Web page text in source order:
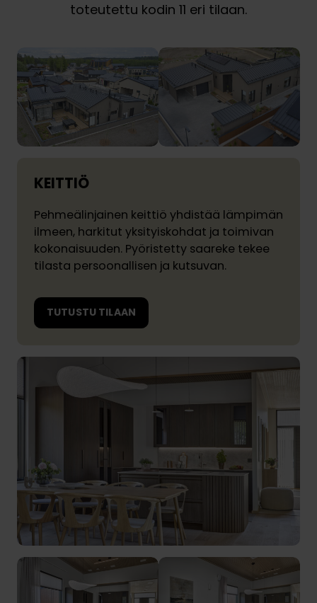
toteutettu kodin 11 eri tilaan.
KEITTIÖ
Pehmeälinjainen keittiö yhdistää lämpimän
ilmeen, harkitut yksityiskohdat ja toimivan
kokonaisuuden. Pyöristetty saareke tekee
tilasta persoonallisen ja kutsuvan.
TUTUSTU TILAAN